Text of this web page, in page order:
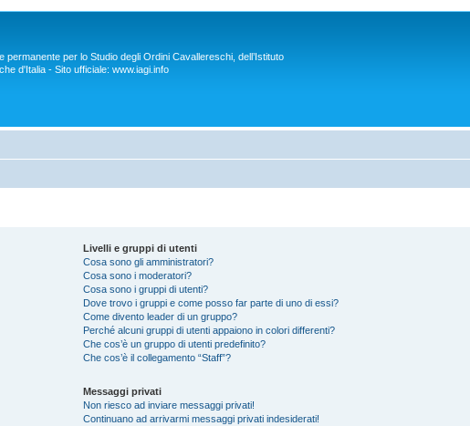
per lo Studio degli Ordini Cavallereschi, dell’Istituto
d'Italia - Sito ufficiale: www.iagi.info
Livelli e gruppi di utenti
Cosa sono gli amministratori?
Cosa sono i moderatori?
Cosa sono i gruppi di utenti?
Dove trovo i gruppi e come posso far parte di uno di essi?
Come divento leader di un gruppo?
Perché alcuni gruppi di utenti appaiono in colori differenti?
Che cos’è un gruppo di utenti predefinito?
Che cos’è il collegamento “Staff”?
Messaggi privati
Non riesco ad inviare messaggi privati!
Continuano ad arrivarmi messaggi privati indesiderati!